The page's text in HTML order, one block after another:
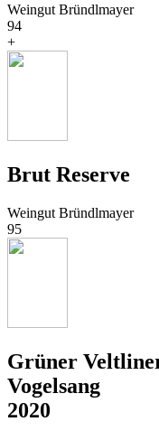
Weingut Bründlmayer
94
+
Brut Reserve
Weingut Bründlmayer
95
Grüner
Vogelsang
2020